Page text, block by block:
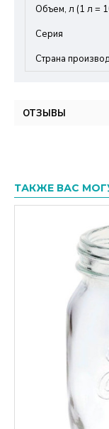
Объем, л (1 л =
Серия
Страна
ОТЗЫВЫ
ТАКЖЕ ВАС